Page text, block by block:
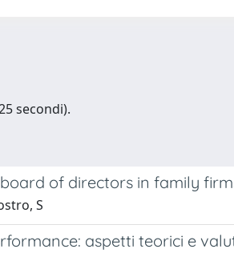
secondi).
of directors in family
S
aspetti teorici e